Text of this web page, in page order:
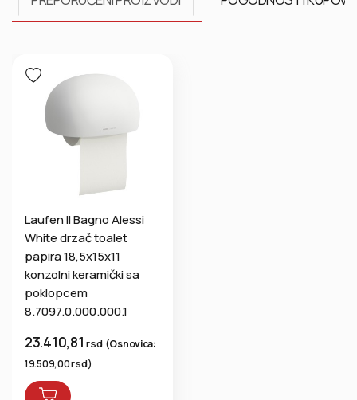
Laufen Il Bagno Alessi
White drzač toalet
papira 18,5x15x11
konzolni keramički sa
poklopcem
8.7097.0.000.000.1
23.410,81 rsd (Osnovica:
19.509,00rsd)